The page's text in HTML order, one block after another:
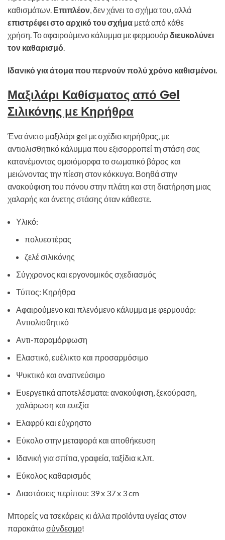
καθισμάτων. Επιπλέον, δεν χάνει το σχήμα του, αλλά
επιστρέφει στο αρχικό του σχήμα μετά από κάθε
χρήση. Το αφαιρούμενο κάλυμμα με φερμουάρδιευκολύνει
τον καθαρισμό.
Ιδανικό για άτομα που περνούν πολύ χρόνο καθισμένοι.
Μαξιλάρι Καθίσματος από Gel
Σιλικόνης με Κηρήθρα
Ένα άνετο μαξιλάρι gel με σχέδιο κηρήθρας, με
αντιολισθητικό κάλυμμα που εξισορροπεί τη στάση σας
κατανέμοντας ομοιόμορφα το σωματικό βάρος και
μειώνοντας την πίεση στον κόκκυγα. Βοηθά στην
ανακούφιση του πόνου στην πλάτη και στη διατήρηση μιας
χαλαρής και άνετης στάσης όταν κάθεστε.
Υλικό:
πολυεστέρας
ζελέ σιλικόνης
Σύγχρονος και εργονομικός σχεδιασμός
Τύπος: Κηρήθρα
Αφαιρούμενο και πλενόμενο κάλυμμα με φερμουάρ:
Αντιολισθητικό
Αντι-παραμόρφωση
Ελαστικό, ευέλικτο και προσαρμόσιμο
Ψυκτικό και αναπνεύσιμο
Ευεργετικά αποτελέσματα: ανακούφιση, ξεκούραση,
χαλάρωση και ευεξία
Ελαφρύ και εύχρηστο
Εύκολο στην μεταφορά και αποθήκευση
Ιδανική για σπίτια, γραφεία, ταξίδια κ.λπ.
Εύκολος καθαρισμός
Διαστάσεις περίπου: 39 x 37 x 3 cm
Μπορείς να τσεκάρεις κι άλλα προϊόντα υγείας στον
παρακάτω σύνδεσμο!